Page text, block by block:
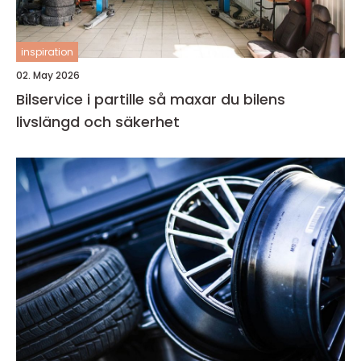
inspiration
02. May 2026
Bilservice i partille så maxar du bilens
livslängd och säkerhet